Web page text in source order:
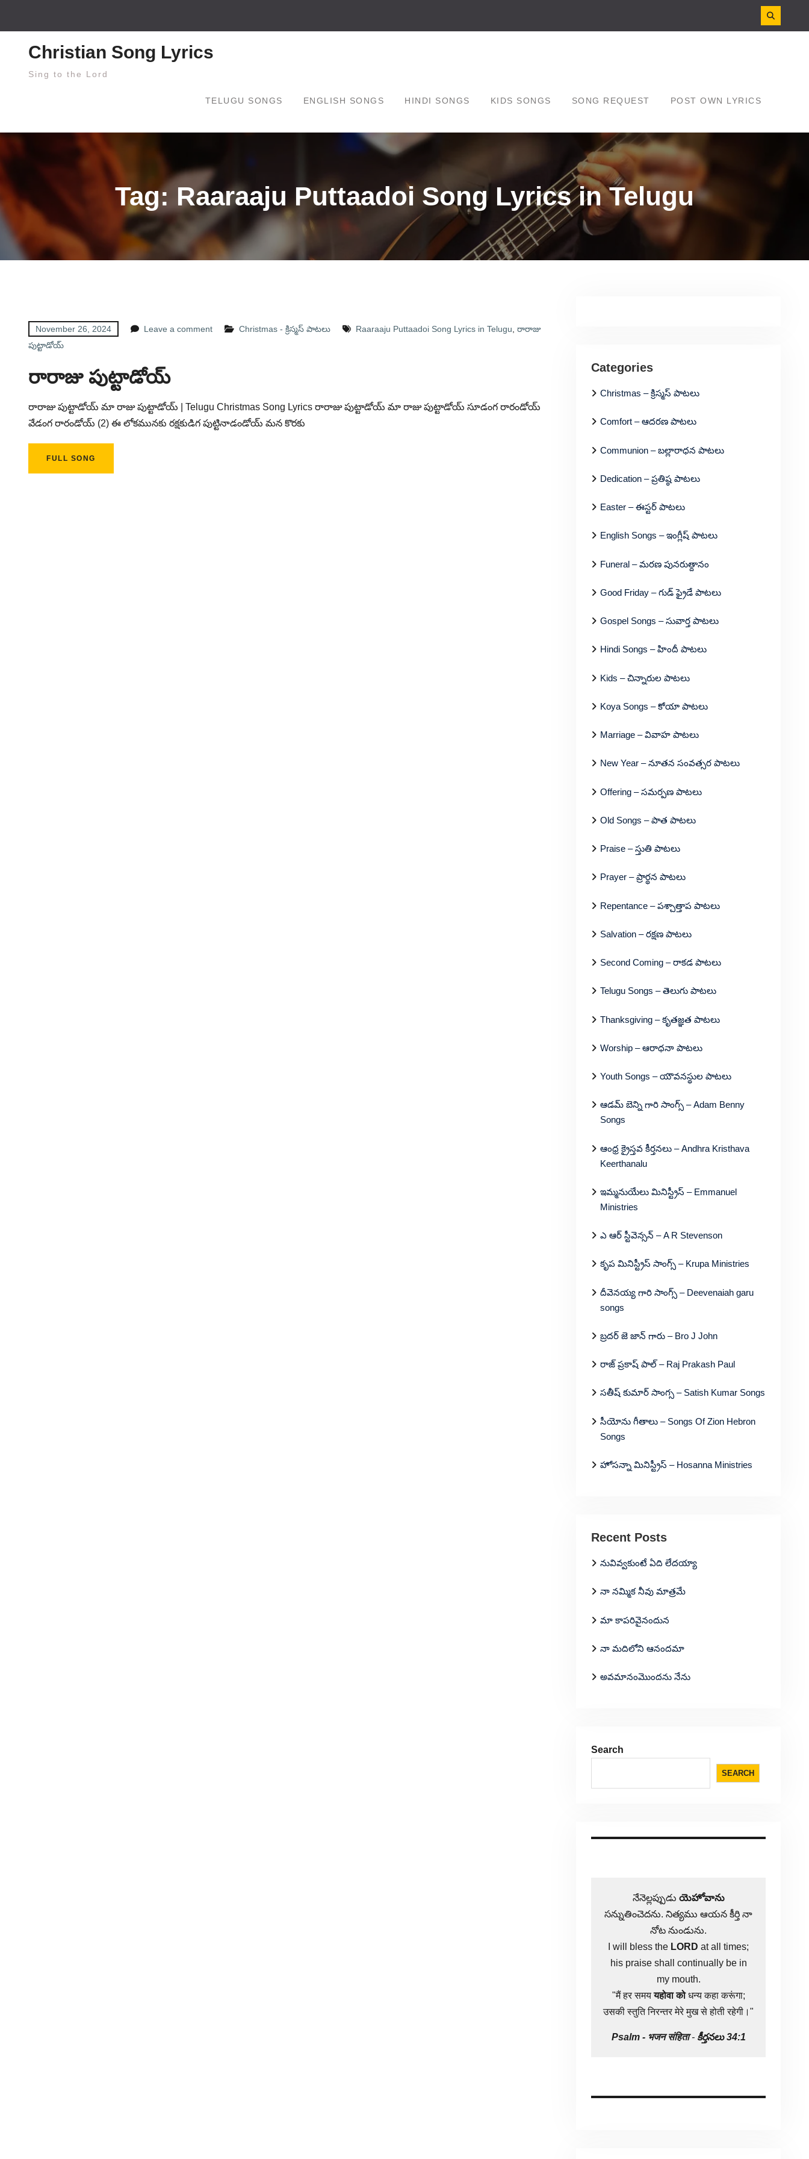
Christian Song Lyrics
Sing to the Lord
TELUGU SONGS ENGLISH SONGS HINDI SONGS KIDS SONGS SONG REQUEST POST OWN LYRICS
Tag: Raaraaju Puttaadoi Song Lyrics in Telugu
November 26, 2024 Leave a comment Christmas - క్రిస్మస్ పాటలు Raaraaju Puttaadoi Song Lyrics in Telugu రారాజు
పుట్టాడోయ్
రారాజు పుట్టాడోయ్
రారాజు పుట్టాడోయ్ మా రాజు పుట్టాడోయ్ | Telugu Christmas Song Lyrics రారాజు పుట్టాడోయ్ మా రాజు పుట్టాడోయ్ సూడంగ రారండోయ్
వేడంగ రారండోయ్ (2) ఈ లోకమునకు రక్షకుడిగ పుట్టినాడండోయ్ మన కొరకు
FULL SONG
Categories
Christmas – క్రిస్మస్ పాటలు
Comfort – ఆదరణ పాటలు
Communion – బల్లారాధన పాటలు
Dedication – ప్రతిష్ఠ పాటలు
Easter – ఈస్టర్ పాటలు
English Songs – ఇంగ్లీష్ పాటలు
Funeral – మరణ పునరుత్దానం
Good Friday – గుడ్ ఫ్రైడే పాటలు
Gospel Songs – సువార్త పాటలు
Hindi Songs – హిందీ పాటలు
Kids – చిన్నారుల పాటలు
Koya Songs – కోయా పాటలు
Marriage – వివాహ పాటలు
New Year – నూతన సంవత్సర పాటలు
Offering – సమర్పణ పాటలు
Old Songs – పాత పాటలు
Praise – స్తుతి పాటలు
Prayer – ప్రార్థన పాటలు
Repentance – పశ్చాత్తాప పాటలు
Salvation – రక్షణ పాటలు
Second Coming – రాకడ పాటలు
Telugu Songs – తెలుగు పాటలు
Thanksgiving – కృతజ్ఞత పాటలు
Worship – ఆరాధనా పాటలు
Youth Songs – యౌవనస్థుల పాటలు
ఆడమ్ బెన్ని గారి సాంగ్స్ – Adam Benny
Songs
ఆంధ్ర క్రైస్తవ కీర్తనలు – Andhra Kristhava
Keerthanalu
ఇమ్మనుయేలు మినిస్ట్రీస్ – Emmanuel
Ministries
ఎ ఆర్ స్టీవెన్సన్ – A R Stevenson
కృప మినిస్ట్రీస్ సాంగ్స్ – Krupa Ministries
దీవెనయ్య గారి సాంగ్స్ – Deevenaiah garu
songs
బ్రదర్ జె జాన్ గారు – Bro J John
రాజ్ ప్రకాష్ పాల్ – Raj Prakash Paul
సతీష్ కుమార్ సాంగ్స – Satish Kumar Songs
సీయోను గీతాలు – Songs Of Zion Hebron
Songs
హోసన్నా మినిస్ట్రీస్ – Hosanna Ministries
Recent Posts
నువివ్వకుంటే ఏది లేదయ్యా
నా నమ్మిక నీవు మాత్రమే
మా కాపరివైనందున
నా మదిలోని ఆనందమా
అవమానంమొందను నేను
Search
SEARCH
నేనెల్లప్పుడు యెహోవాను
సన్నుతించెదను. నిత్యము ఆయన కీర్తి నా
నోట నుండును.
I will bless the LORD at all times;
his praise shall continually be in
my mouth.
"मैं हर समययहोवा कोधन्य कहा करूंगा;
उसकी स्तुति निरन्तर मेरे मुख से होती रहेगी।"
Psalm - भजन संहिता- కీర్తనలు 34:1